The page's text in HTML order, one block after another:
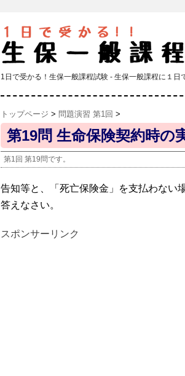
1日で受かる！生保一般課程試験 - 生保一般課程に１日
トップページ > 問題演習 第1回 >
第19問 生命保険契約時の
第1回 第19問です。
告知等と、「死亡保険金」を支払わない
答えなさい。
スポンサーリンク